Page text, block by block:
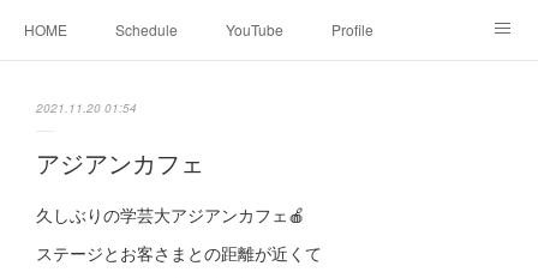
HOME Schedule YouTube Profile
2021.11.20 01:54
アジアンカフェ
久しぶりの学芸大アジアンカフェ🍎
ステージとお客さまとの距離が近くて